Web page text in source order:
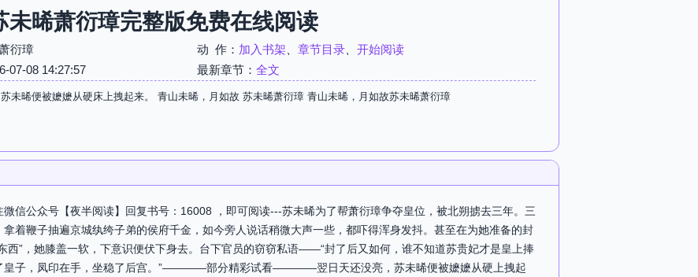
未晞萧衍璋完整版免费在线阅读
衍璋 动 作： 加入书架 章节目录
开始阅读
07-08 14:27:57
最新章节： 全文
未晞便被嬷嬷从硬床上拽起来。 青山未晞，月如故 苏未晞萧衍璋 青山未晞，月如故苏未晞萧衍璋
信公众号【夜半阅读】回复书号：16008 ，即可阅读---苏未晞为了帮萧衍璋争夺皇位，被北朔掳去三年。三
着鞭子抽遍京城纨绔子弟的侯府千金，如今旁人说话稍微大声一些，都吓得浑身发抖。甚至在为她准备的封
西”，她膝盖一软，下意识便伏下身去。台下官员的窃窃私语——“封了后又如何，谁不知道苏贵妃才是皇上捧
皇子，凤印在手，坐稳了后宫。”————部分精彩试看————翌日天还没亮，苏未晞便被嬷嬷从硬上拽起